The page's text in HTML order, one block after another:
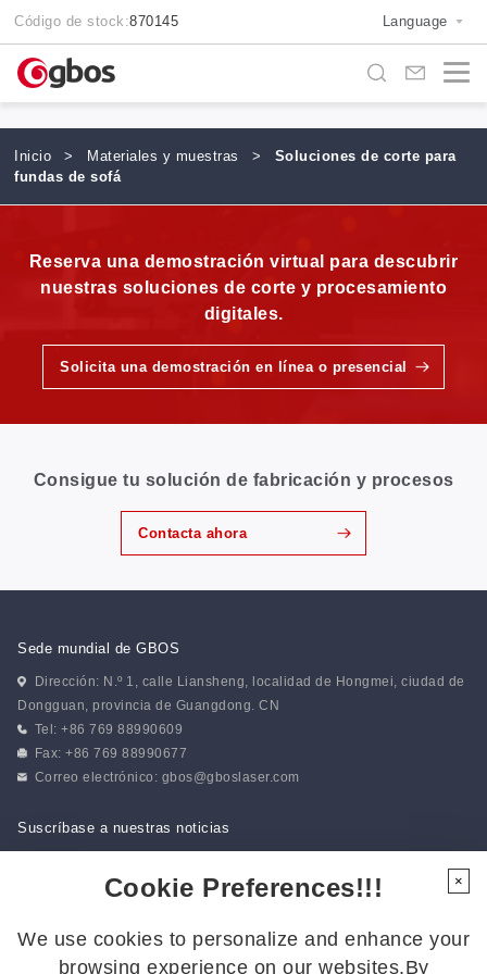
Código de stock:870145 Language
Inicio > Materiales y muestras >
Soluciones de corte para
fundas de sofá
Reserva una demostración virtual para descubrir
nuestras soluciones de corte y procesamiento
digitales.
Solicita una demostración en línea o presencial
Consigue tu solución de fabricación y procesos
Contacta ahora
Sede mundial de GBOS
Dirección: N.º 1, calle Liansheng, localidad de Hongmei, ciudad de
Dongguan, provincia de Guangdong. CN
Tel: +86 769 88990609
Fax: +86 769 88990677
Correo electrónico: gbos@gboslaser.com
Suscríbase a nuestras noticias
Síguenos para estar al día de las últimas novedades:
Cookie Preferences!!!
We use cookies to personalize and enhance your
browsing experience on our websites.By
×